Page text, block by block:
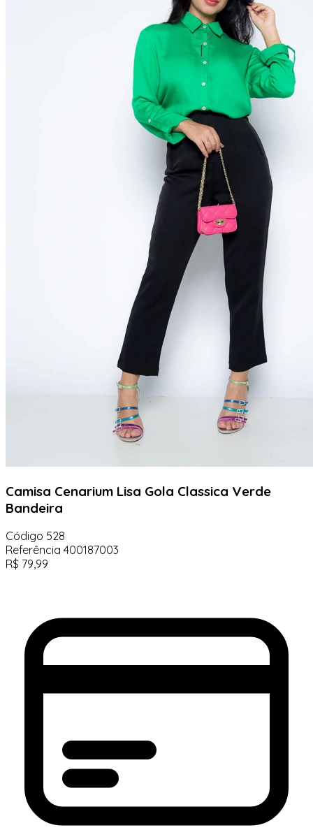
Camisa Cenarium Lisa Gola Classica Verde
Bandeira
Código 528
Referência 400187003
R$ 79,99